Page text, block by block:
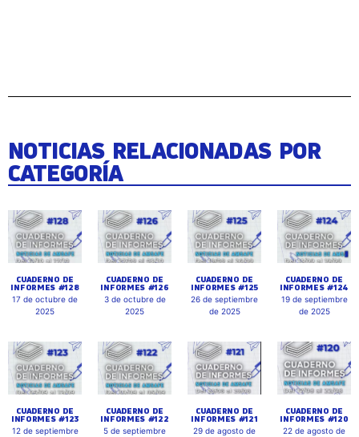
NOTICIAS RELACIONADAS POR
CATEGORÍA
CUADERNO DE
INFORMES #128
17 de octubre de
2025
CUADERNO DE
INFORMES #126
3 de octubre de
2025
CUADERNO DE
INFORMES #125
26 de septiembre
de 2025
CUADERNO DE
INFORMES #124
19 de septiembre
de 2025
CUADERNO DE
INFORMES #123
12 de septiembre
CUADERNO DE
INFORMES #122
5 de septiembre
CUADERNO DE
INFORMES #121
29 de agosto de
CUADERNO DE
INFORMES #120
22 de agosto de